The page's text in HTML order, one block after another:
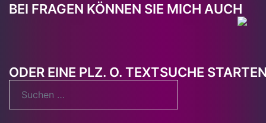
BEI FRAGEN KÖNNEN SIE MICH AUCH
ODER EINE PLZ. O. TEXTSUCHE
nach: